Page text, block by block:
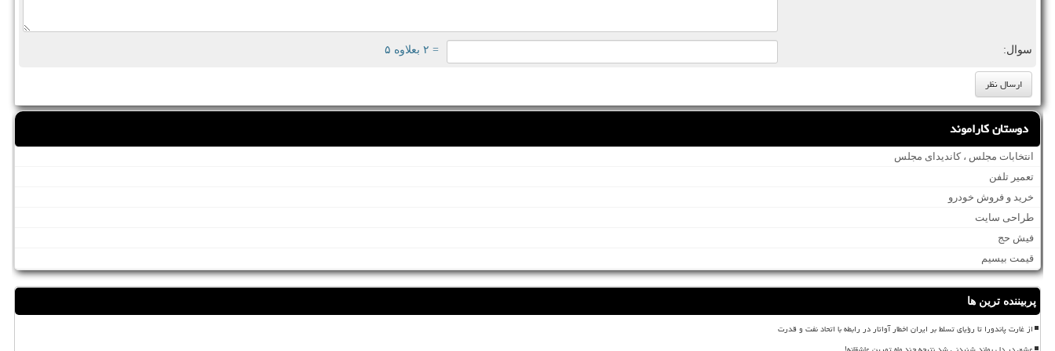
سوال: = ۲ بعلاوه ۵
دوستان کاراموند
انتخابات مجلس ، کاندیدای مجلس
تعمیر تلفن
خرید و فروش خودرو
طراحی سایت
فیش حج
قیمت بیسیم
پربیننده ترین ها
از غارت پاندورا تا رؤیای تسلط بر ایران اخطار آواتار در رابطه با اتحاد نفت و قدرت